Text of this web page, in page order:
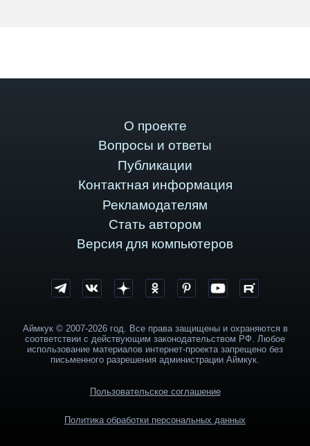
О проекте
Вопросы и ответы
Публикации
Контактная информация
Рекламодателям
Стать автором
Версия для компьютеров
Аймкук © 2007-2026 год. Все права защищены и охраняются в
соответствии с действующим законодательством РФ. Любое
использование материалов интернет-проекта запрещено без
письменного разрешения администрации Аймкук.
Пользовательское соглашение
Политика обработки персональных данных